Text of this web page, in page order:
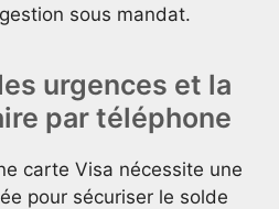
sous mandat.
urgences et la
par téléphone
carte Visa nécessite une
pour sécuriser le solde